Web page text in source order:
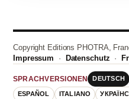
Copyright Editions PHOTRA,
Impressum · Datenschutz ·
SPRACHVERSIONEN DEUTSCH
ESPAÑOL ITALIANO